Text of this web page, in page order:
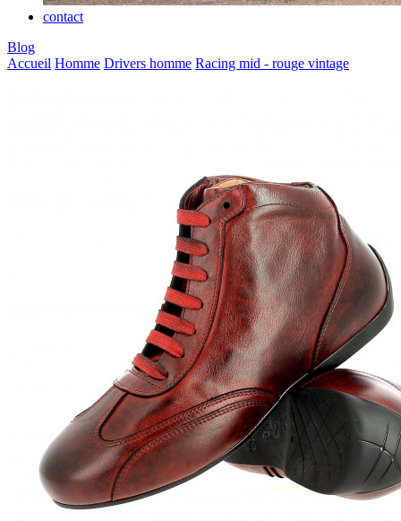
contact
Blog
Accueil Homme Drivers homme Racing mid - rouge vintage